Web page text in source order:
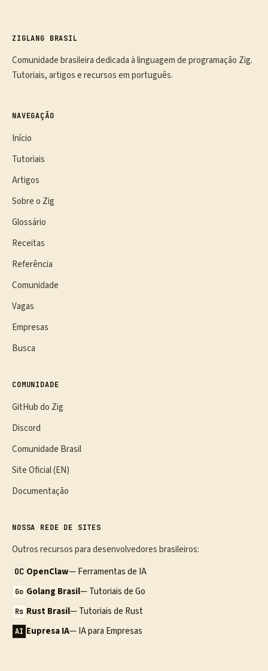
ZIGLANG BRASIL
Comunidade brasileira dedicada à linguagem de programação Zig.
Tutoriais, artigos e recursos em português.
NAVEGAÇÃO
Início
Tutoriais
Artigos
Sobre o Zig
Glossário
Receitas
Referência
Comunidade
Vagas
Empresas
Busca
COMUNIDADE
GitHub do Zig
Discord
Comunidade Brasil
Site Oficial (EN)
Documentação
NOSSA REDE DE SITES
Outros recursos para desenvolvedores brasileiros:
OC OpenClaw— Ferramentas de IA
Go Golang Brasil— Tutoriais de Go
Rs Rust Brasil— Tutoriais de Rust
AI Eupresa IA— IA para Empresas